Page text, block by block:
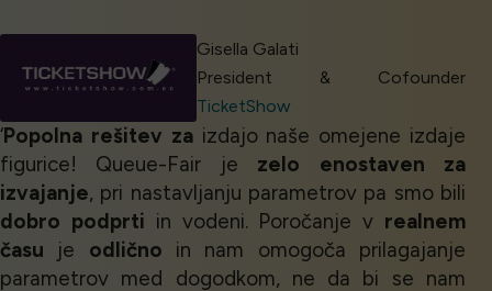
Gisella Galati
President & Cofounder
TicketShow
‘Popolna rešitev zaizdajo naše omejene izdaje
figurice! Queue-Fair je zelo enostaven za
izvajanje, pri nastavljanju parametrov pa smo bili
dobro podprti in vodeni. Poročanje v realnem
času je odlično in nam omogoča prilagajanje
parametrov med dogodkom, ne da bi se nam